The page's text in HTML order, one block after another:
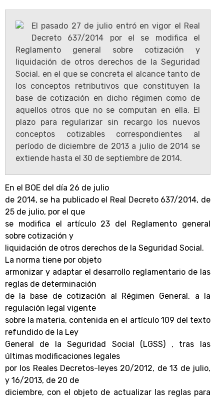
El pasado 27 de julio entró en vigor el Real
Decreto 637/2014 por el se modifica el
Reglamento general sobre cotización y
liquidación de otros derechos de la Seguridad
Social, en el que se concreta el alcance tanto de
los conceptos retributivos que constituyen la
base de cotización en dicho régimen como de
aquellos otros que no se computan en ella. El
plazo para regularizar sin recargo los nuevos
conceptos cotizables correspondientes al
período de diciembre de 2013 a julio de 2014 se
extiende hasta el 30 de septiembre de 2014.
En el BOE del día 26 de julio
de 2014, se ha publicado el Real Decreto 637/2014, de
25 de julio, por el que
se modifica el artículo 23 del Reglamento general
sobre cotización y
liquidación de otros derechos de la Seguridad Social.
La norma tiene por objeto
armonizar y adaptar el desarrollo reglamentario de las
reglas de determinación
de la base de cotización al Régimen General, a la
regulación legal vigente
sobre la materia, contenida en el artículo 109 del texto
refundido de la Ley
General de la Seguridad Social (LGSS) , tras las
últimas modificaciones legales
por los Reales Decretos-leyes 20/2012, de 13 de julio,
y 16/2013, de 20 de
diciembre, con el objeto de actualizar las reglas para